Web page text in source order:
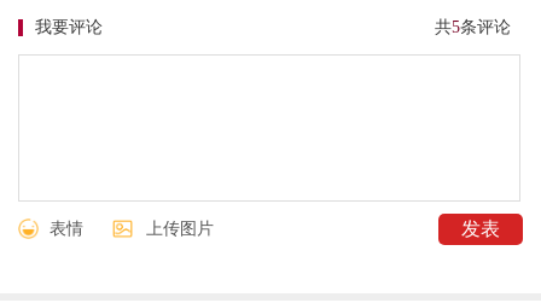
共5条评论
我要评论
表情 上传图片